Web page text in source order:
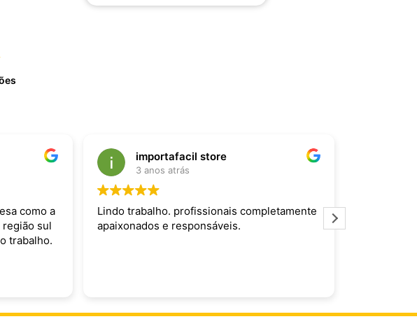
como a
sul
trabalho.
importafacil store
3 anos atrás
Lindo trabalho. profissionais completamente
apaixonados e responsáveis.